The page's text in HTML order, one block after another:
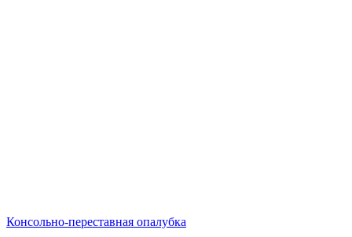
Консольно-переставная опалубка